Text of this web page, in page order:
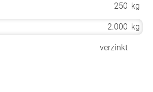
250 kg
2.000 kg
verzinkt